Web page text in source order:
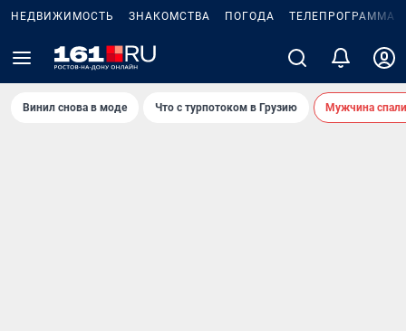
НЕДВИЖИМОСТЬ ЗНАКОМСТВА ПОГОДА ТЕЛЕПРОГРАММА
Винил снова в моде Что с турпотоком в Грузию Мужчина